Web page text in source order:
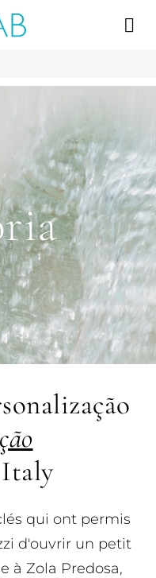
qui ont permis
d'ouvrir un petit
à Zola Predosa,